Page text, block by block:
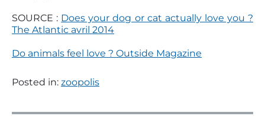
SOURCE : Does your dog or cat actually love you ?
The Atlantic avril 2014
Do animals feel love ? Outside Magazine
Posted in: zoopolis
N